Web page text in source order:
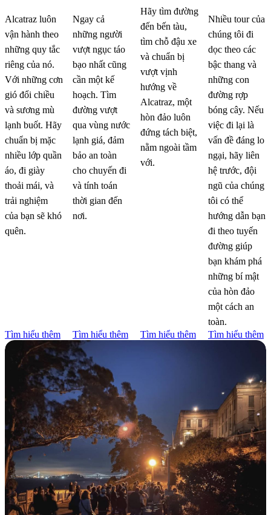
Những
điều cần
biết
trước khi
đi
Alcatraz luôn
vận hành theo
những quy tắc
riêng của nó.
Với những cơn
gió đổi chiều
và sương mù
lạnh buốt. Hãy
chuẩn bị mặc
nhiều lớp quần
áo, đi giày
thoải mái, và
trải nghiệm
của bạn sẽ khó
quên.
Tìm hiểu thêm
Lịch
trình &
Hướng
dẫn
Ngay cả
những người
vượt ngục táo
bạo nhất cũng
cần một kế
hoạch. Tìm
đường vượt
qua vùng nước
lạnh giá, đảm
bảo an toàn
cho chuyến đi
và tính toán
thời gian đến
nơi.
Tìm hiểu thêm
Hướng
dẫn
đường đi
và chỗ
đậu xe
Hãy tìm đường
đến bến tàu,
tìm chỗ đậu xe
và chuẩn bị
vượt vịnh
hướng về
Alcatraz, một
hòn đảo luôn
đứng tách biệt,
nằm ngoài tầm
với.
Tìm hiểu thêm
Khả
năng tiếp
cận
Nhiều tour của
chúng tôi đi
dọc theo các
bậc thang và
những con
đường rợp
bóng cây. Nếu
việc đi lại là
vấn đề đáng lo
ngại, hãy liên
hệ trước, đội
ngũ của chúng
tôi có thể
hướng dẫn bạn
đi theo tuyến
đường giúp
bạn khám phá
những bí mật
của hòn đảo
một cách an
toàn.
Tìm hiểu thêm